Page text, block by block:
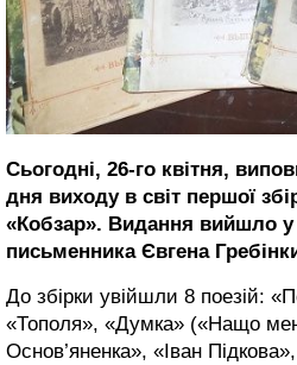
Сьогодні, 26-го квітня,
дня виходу в світ першої
«Кобзар». Видання вийшло у
письменника Євгена
До збірки увійшли 8 поезій:
«Тополя», «Думка» («Нащо
Основ’яненка», «Іван